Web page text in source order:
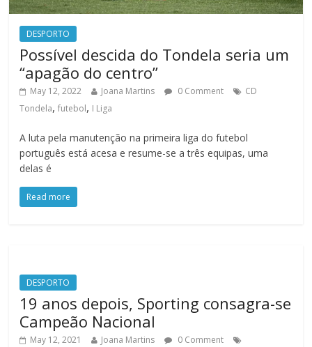
DESPORTO
Possível descida do Tondela seria um
“apagão do centro”
May 12, 2022 Joana Martins 0 Comment
CD
Tondela,futebol, I Liga
A luta pela manutenção na primeira liga do futebol
português está acesa e resume-se a três equipas, uma
delas é
Read more
DESPORTO
19 anos depois, Sporting consagra-se
Campeão Nacional
May 12, 2021 Joana Martins
0 Comment